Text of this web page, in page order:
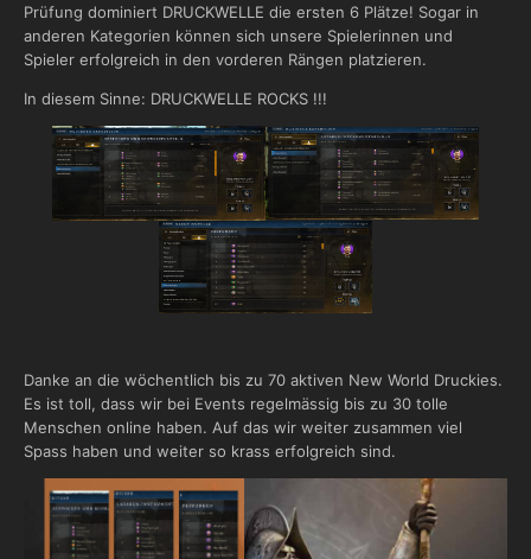
Prüfung dominiert DRUCKWELLE die ersten 6 Plätze! Sogar in
anderen Kategorien können sich unsere Spielerinnen und
Spieler erfolgreich in den vorderen Rängen platzieren.
In diesem Sinne: DRUCKWELLE ROCKS !!!
Danke an die wöchentlich bis zu 70 aktiven New World Druckies.
Es ist toll, dass wir bei Events regelmässig bis zu 30 tolle
Menschen online haben. Auf das wir weiter zusammen viel
Spass haben und weiter so krass erfolgreich sind.